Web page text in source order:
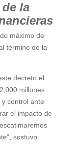
la
máximo de
término de la
decreto el
millones
control ante
el impacto de
sostuvo.